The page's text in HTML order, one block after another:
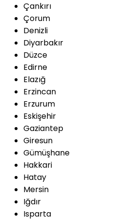
Çankırı
Çorum
Denizli
Diyarbakır
Düzce
Edirne
Elazığ
Erzincan
Erzurum
Eskişehir
Gaziantep
Giresun
Gümüşhane
Hakkari
Hatay
Mersin
Iğdır
Isparta